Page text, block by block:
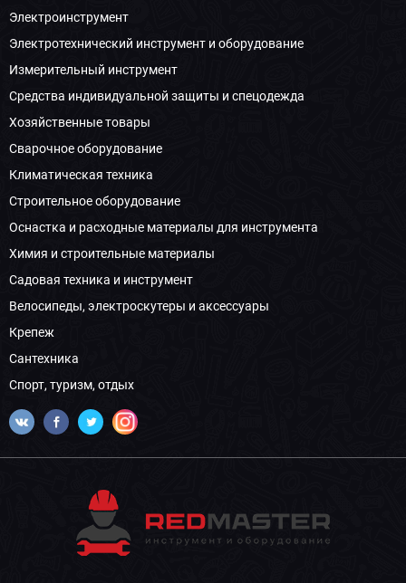
Электроинструмент
Электротехнический инструмент и оборудование
Измерительный инструмент
Средства индивидуальной защиты и спецодежда
Хозяйственные товары
Сварочное оборудование
Климатическая техника
Строительное оборудование
Оснастка и расходные материалы для инструмента
Химия и строительные материалы
Садовая техника и инструмент
Велосипеды, электроскутеры и аксессуары
Крепеж
Сантехника
Спорт, туризм, отдых